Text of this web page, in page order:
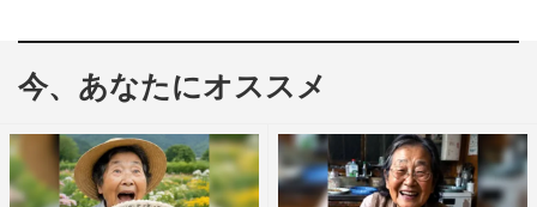
玉木宏 コメント
ー。ここまで変身する役は、少なくとも現代劇ではなかっ
たと思います。ただ、インパクトの強いアイテムがたくさ
今、あなたにオススメ